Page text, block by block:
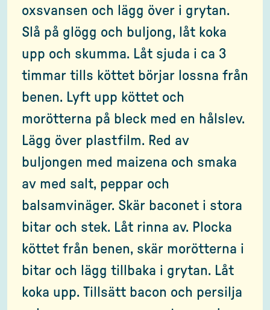
oxsvansen och lägg över i grytan.
Slå på glögg och buljong, låt koka
upp och skumma. Låt sjuda i ca 3
timmar tills köttet börjar lossna från
benen. Lyft upp köttet och
morötterna på bleck med en hålslev.
Lägg över plastfilm. Red av
buljongen med maizena och smaka
av med salt, peppar och
balsamvinäger. Skär baconet i stora
bitar och stek. Låt rinna av. Plocka
köttet från benen, skär morötterna i
bitar och lägg tillbaka i grytan. Låt
koka upp. Tillsätt bacon och persilja